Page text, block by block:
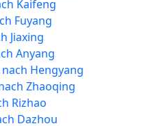
Kaifeng
Fuyang
Jiaxing
Anyang
Hengyang
Zhaoqing
Rizhao
Dazhou